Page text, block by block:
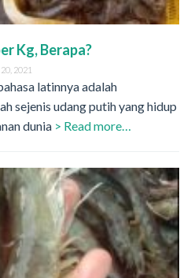
Kg, Berapa?
2021
latinnya adalah
sejenis udang putih yang hidup
dunia > Read more…